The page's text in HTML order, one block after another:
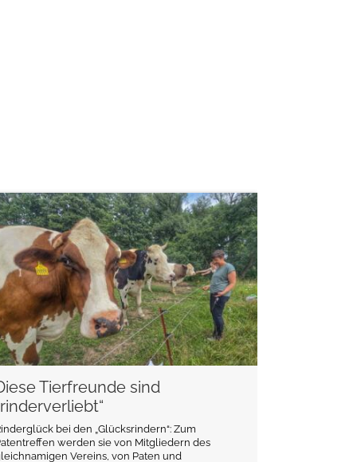
Tierfreunde sind
bei den „Glücksrindern“: Zum
werden sie von Mitgliedern des
Vereins, von Paten und
weiterlesen